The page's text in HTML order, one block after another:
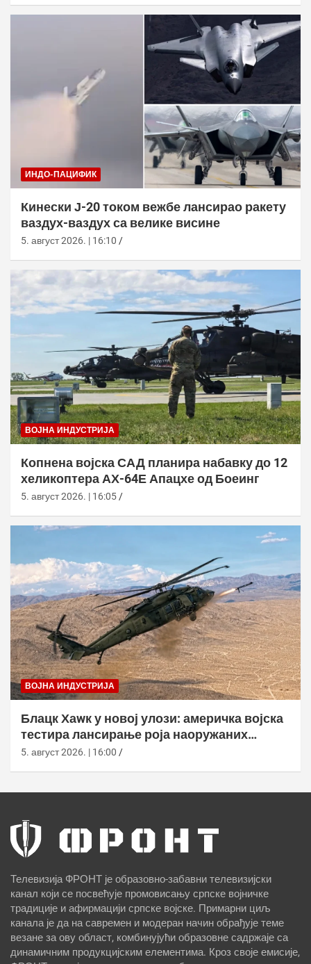
ИНДО-ПАЦИФИК
Кинески Ј-20 током вежбе лансирао ракету
ваздух-ваздух са велике висине
5. август 2026. | 16:10
ВОЈНА ИНДУСТРИЈА
Копнена војска САД планира набавку до 12
хеликоптера АХ-64Е Апацхе од Боеинг
5. август 2026. | 16:05
ВОЈНА ИНДУСТРИЈА
Блацк Хаwк у новој улози: америчка војска
тестира лансирање роја наоружаних
дронова
5. август 2026. | 16:00
Телевизија ФРОНТ је образовно-забавни телевизијски
канал који се посвећује промовисању српске војничке
традиције и афирмацији српске војске. Примарни циљ
канала је да на савремен и модеран начин обрађује теме
везане за ову област, комбинујући образовне садржаје са
динамичним продукцијским елементима. Кроз своје емисије,